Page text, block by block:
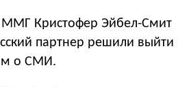
ММГ Кристофер Эйбел-Смит
партнер решили выйти
о СМИ.